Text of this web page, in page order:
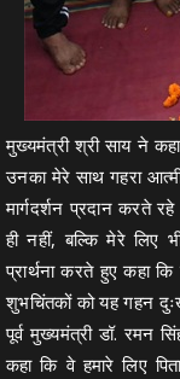
मुख्यमंत्री श्री साय ने
उनका मेरे साथ गहरा
मार्गदर्शन प्रदान करते
ही नहीं, बल्कि मेरे लिए
प्रार्थना करते हुए कहा
शुभचिंतकों को यह गहन
पूर्व मुख्यमंत्री डॉ. रमन
कहा कि वे हमारे लिए